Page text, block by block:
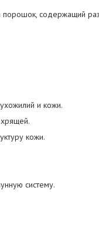
порошок, содержащий
и кожи.
кожи.
систему.